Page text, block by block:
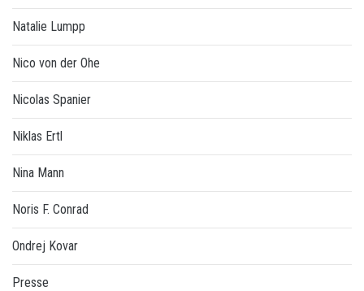
Natalie Lumpp
Nico von der Ohe
Nicolas Spanier
Niklas Ertl
Nina Mann
Noris F. Conrad
Ondrej Kovar
Presse